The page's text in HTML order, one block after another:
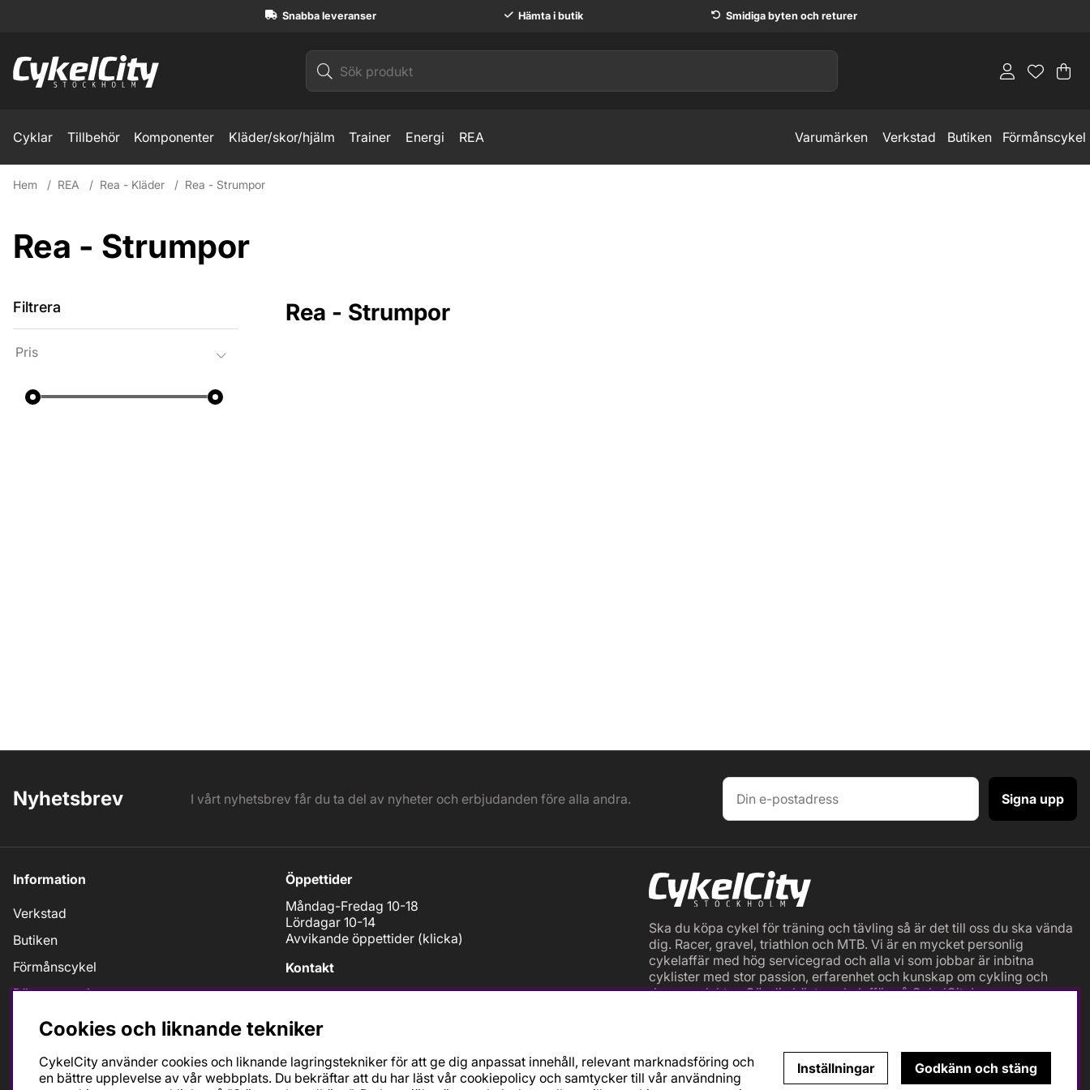
Snabba leveranser Hämta i butik Smidiga byten och returer
.
Cyklar Tillbehör Komponenter Kläder/skor/hjälm Trainer Energi REA Varumärken Verkstad Butiken Förmånscykel
Hem REA Rea - Kläder Rea - Strumpor
Rea - Strumpor
Filtrera
Pris
Rea - Strumpor
Nyhetsbrev I vårt nyhetsbrev får du ta del av nyheter och erbjudanden före alla andra. Signa upp
Information
Verkstad
Butiken
Förmånscykel
Dämparservice
Köpvillkor
Livstids Service
Öppettider
Måndag-Fredag 10-18
Lördagar 10-14
Avvikande öppettider (klicka)
Kontakt
Tel: 08-643 73 55
11630 Stockholm
Ska du köpa cykel för träning och tävling så är det till oss du ska vända
dig. Racer, gravel, triathlon och MTB. Vi är en mycket personlig
cykelaffär med hög servicegrad och alla vi som jobbar är inbitna
cyklister med stor passion, erfarenhet och kunskap om cykling och
dess produkter. Gör din bästa cykelaffär på CykelCity!
Cookies och liknande tekniker
CykelCity använder cookies och liknande lagringstekniker för att ge dig anpassat innehåll, relevant marknadsföring och
en bättre upplevelse av vår webbplats. Du bekräftar att du har läst vår cookiepolicy och samtycker till vår användning
Inställningar Godkänn och stäng